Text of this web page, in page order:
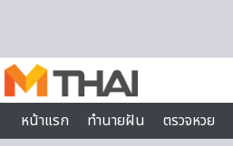
หน้าแรก
ทำนายฝัน ตรวจหวย